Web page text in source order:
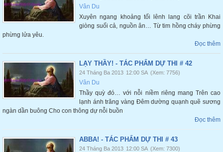
Vân Du
Xuyên ngang khoảng tối lênh lang cõi trần Khai
giòng suối cả, nguồn ân… Từ tim hồng cháy phừng
phừng lửa yêu.
Đọc thêm
LẠY THẦY! - TÁC PHẨM DỰ THI # 42
24 Tháng Ba 2013 12:00 SA (Xem: 7756)
Vân Du
Thầy quỳ đó… với nỗi niềm riêng mang Trên cao
lạnh ánh trăng vàng Đêm dường quạnh quẽ sương
ngàn dần buông Cho con thông dự nỗi buồn
Đọc thêm
ABBA! - TÁC PHẨM DỰ THI # 43
24 Tháng Ba 2013 12:00 SA (Xem: 7300)